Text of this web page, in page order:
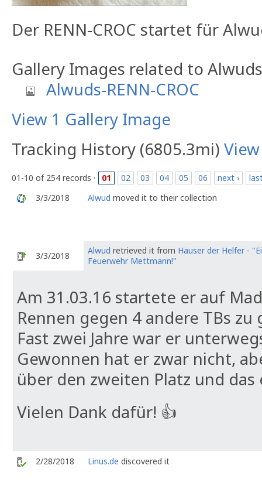
Der RENN-CROC startet für
Gallery Images related to
Alwuds-RENN-CROC
View 1 Gallery Image
Tracking History (6805.3mi)
01-10 of 254 records · 01 02 03 04 05 06 next ›
3/3/2018
Alwud moved it to their collection
3/3/2018 Alwud retrieved it from Häuser der Helfer -
Feuerwehr Mettmann!"
Am 31.03.16 startete er auf
Rennen gegen 4 andere TBs zu
Fast zwei Jahre war er
Gewonnen hat er zwar nicht,
über den zweiten Platz und
Vielen Dank dafür! 👍
2/28/2018 Linus.de discovered it